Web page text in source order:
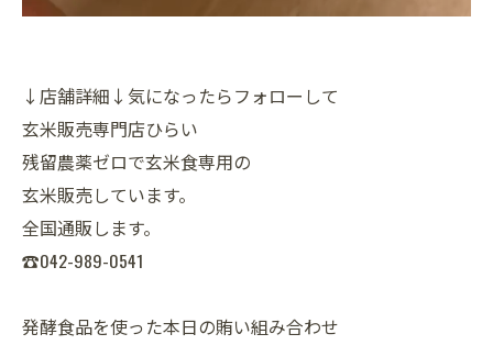
↓店舗詳細↓気になったらフォローして
玄米販売専門店ひらい
残留農薬ゼロで玄米食専用の
玄米販売しています。
全国通販します。
☎042-989-0541
発酵食品を使った本日の賄い組み合わせ